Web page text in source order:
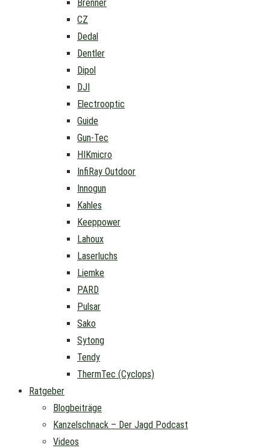
Brenner
CZ
Dedal
Dentler
Dipol
DJI
Electrooptic
Guide
Gun-Tec
HIKmicro
InfiRay Outdoor
Innogun
Kahles
Keeppower
Lahoux
Laserluchs
Liemke
PARD
Pulsar
Sako
Sytong
Tendy
ThermTec (Cyclops)
Ratgeber
Blogbeiträge
Kanzelschnack – Der Jagd Podcast
Videos